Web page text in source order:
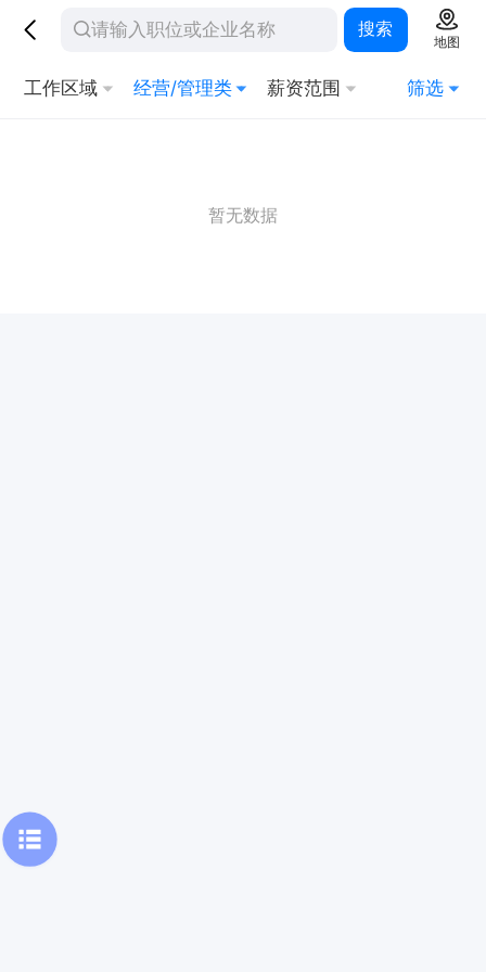
搜索
地图
工作区域 经营/管理类 薪资范围 筛选
暂无数据